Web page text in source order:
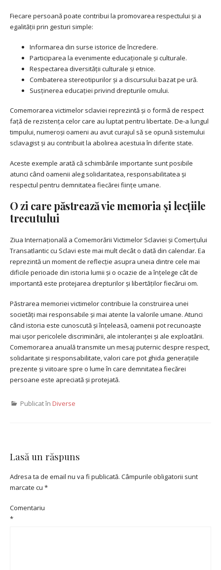
Fiecare persoană poate contribui la promovarea respectului și a
egalității prin gesturi simple:
Informarea din surse istorice de încredere.
Participarea la evenimente educaționale și culturale.
Respectarea diversității culturale și etnice.
Combaterea stereotipurilor și a discursului bazat pe ură.
Susținerea educației privind drepturile omului.
Comemorarea victimelor sclaviei reprezintă și o formă de respect
față de rezistența celor care au luptat pentru libertate. De-a lungul
timpului, numeroși oameni au avut curajul să se opună sistemului
sclavagist și au contribuit la abolirea acestuia în diferite state.
Aceste exemple arată că schimbările importante sunt posibile
atunci când oamenii aleg solidaritatea, responsabilitatea și
respectul pentru demnitatea fiecărei ființe umane.
O zi care păstrează vie memoria și lecțiile
trecutului
Ziua Internațională a Comemorării Victimelor Sclaviei și Comerțului
Transatlantic cu Sclavi este mai mult decât o dată din calendar. Ea
reprezintă un moment de reflecție asupra uneia dintre cele mai
dificile perioade din istoria lumii și o ocazie de a înțelege cât de
importantă este protejarea drepturilor și libertăților fiecărui om.
Păstrarea memoriei victimelor contribuie la construirea unei
societăți mai responsabile și mai atente la valorile umane. Atunci
când istoria este cunoscută și înțeleasă, oamenii pot recunoaște
mai ușor pericolele discriminării, ale intoleranței și ale exploatării.
Comemorarea anuală transmite un mesaj puternic despre respect,
solidaritate și responsabilitate, valori care pot ghida generațiile
prezente și viitoare spre o lume în care demnitatea fiecărei
persoane este apreciată și protejată.
Publicat în Diverse
Lasă un răspuns
Adresa ta de email nu va fi publicată. Câmpurile obligatorii sunt
marcate cu *
Comentariu
*